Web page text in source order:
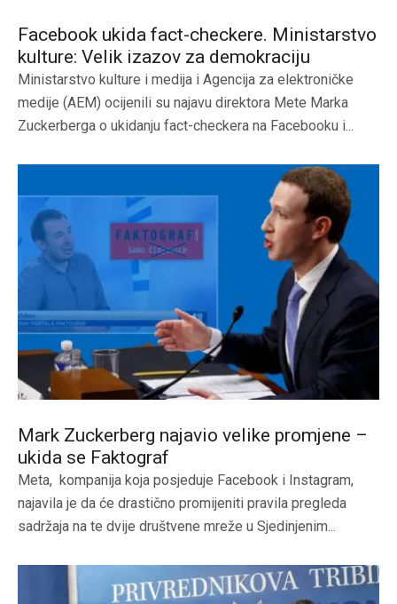
Facebook ukida fact-checkere. Ministarstvo
kulture: Velik izazov za demokraciju
Ministarstvo kulture i medija i Agencija za elektroničke
medije (AEM) ocijenili su najavu direktora Mete Marka
Zuckerberga o ukidanju fact-checkera na Facebooku i...
Mark Zuckerberg najavio velike promjene –
ukida se Faktograf
Meta, kompanija koja posjeduje Facebook i Instagram,
najavila je da će drastično promijeniti pravila pregleda
sadržaja na te dvije društvene mreže u Sjedinjenim...